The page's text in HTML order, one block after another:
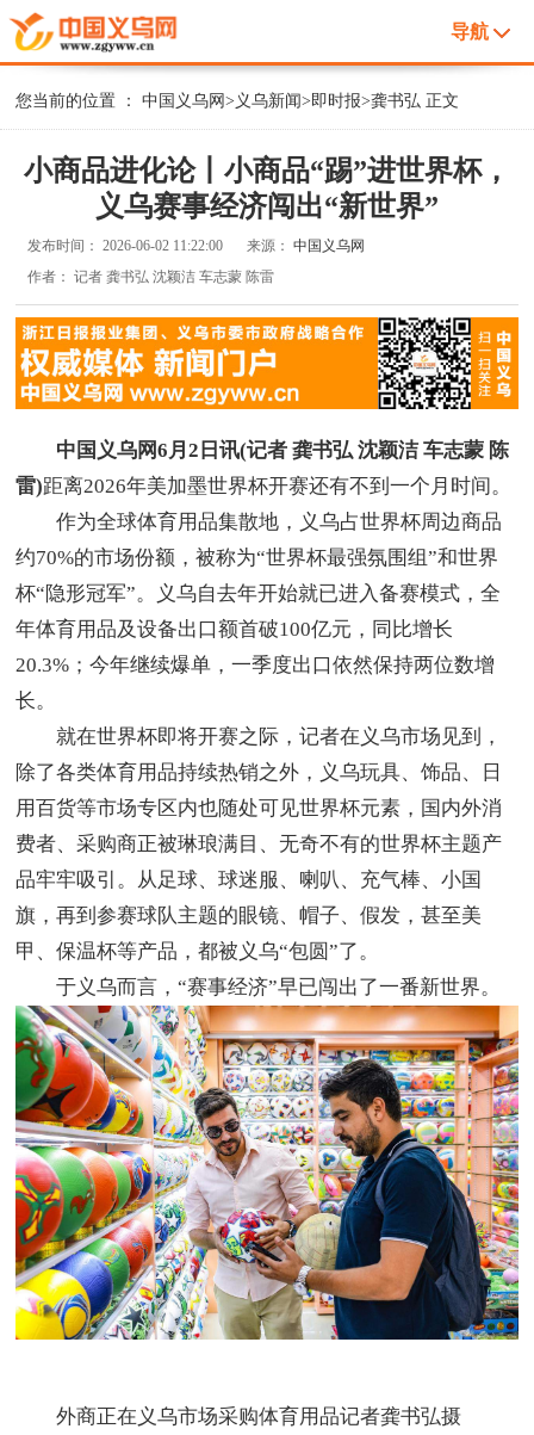
导航
您当前的位置 ：中国义乌网> 义乌新闻>即时报>龚书弘 正文
小商品进化论丨小商品“踢”进世界杯，
义乌赛事经济闯出“新世界”
发布时间：2026-06-02 11:22:00 来源：中国义乌网
作者：记者 龚书弘 沈颖洁 车志蒙 陈雷
中国义乌网6月2日讯(记者 龚书弘 沈颖洁 车志蒙 陈
雷)距离2026年美加墨世界杯开赛还有不到一个月时间。
作为全球体育用品集散地，义乌占世界杯周边商品
约70%的市场份额，被称为“世界杯最强氛围组”和世界
杯“隐形冠军”。义乌自去年开始就已进入备赛模式，全
年体育用品及设备出口额首破100亿元，同比增长
20.3%；今年继续爆单，一季度出口依然保持两位数增
长。
就在世界杯即将开赛之际，记者在义乌市场见到，
除了各类体育用品持续热销之外，义乌玩具、饰品、日
用百货等市场专区内也随处可见世界杯元素，国内外消
费者、采购商正被琳琅满目、无奇不有的世界杯主题产
品牢牢吸引。从足球、球迷服、喇叭、充气棒、小国
旗，再到参赛球队主题的眼镜、帽子、假发，甚至美
甲、保温杯等产品，都被义乌“包圆”了。
于义乌而言，“赛事经济”早已闯出了一番新世界。
外商正在义乌市场采购体育用品记者龚书弘摄